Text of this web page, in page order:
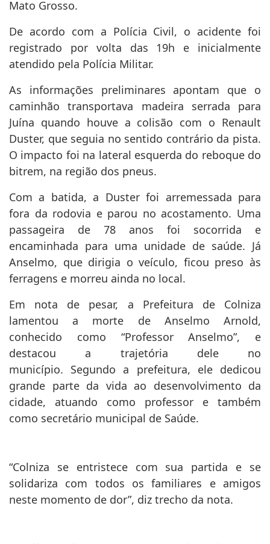
Mato Grosso.
De acordo com a Polícia Civil, o acidente foi
registrado por volta das 19h e inicialmente
atendido pela Polícia Militar.
As informações preliminares apontam que o
caminhão transportava madeira serrada para
Juína quando houve a colisão com o Renault
Duster, que seguia no sentido contrário da pista.
O impacto foi na lateral esquerda do reboque do
bitrem, na região dos pneus.
Com a batida, a Duster foi arremessada para
fora da rodovia e parou no acostamento. Uma
passageira de 78 anos foi socorrida e
encaminhada para uma unidade de saúde. Já
Anselmo, que dirigia o veículo, ficou preso às
ferragens e morreu ainda no local.
Em nota de pesar, a Prefeitura de Colniza
lamentou a morte de Anselmo Arnold,
conhecido como “Professor Anselmo”, e
destacou a trajetória dele no
município. Segundo a prefeitura, ele dedicou
grande parte da vida ao desenvolvimento da
cidade, atuando como professor e também
como secretário municipal de Saúde.
“Colniza se entristece com sua partida e se
solidariza com todos os familiares e amigos
neste momento de dor”, diz trecho da nota.